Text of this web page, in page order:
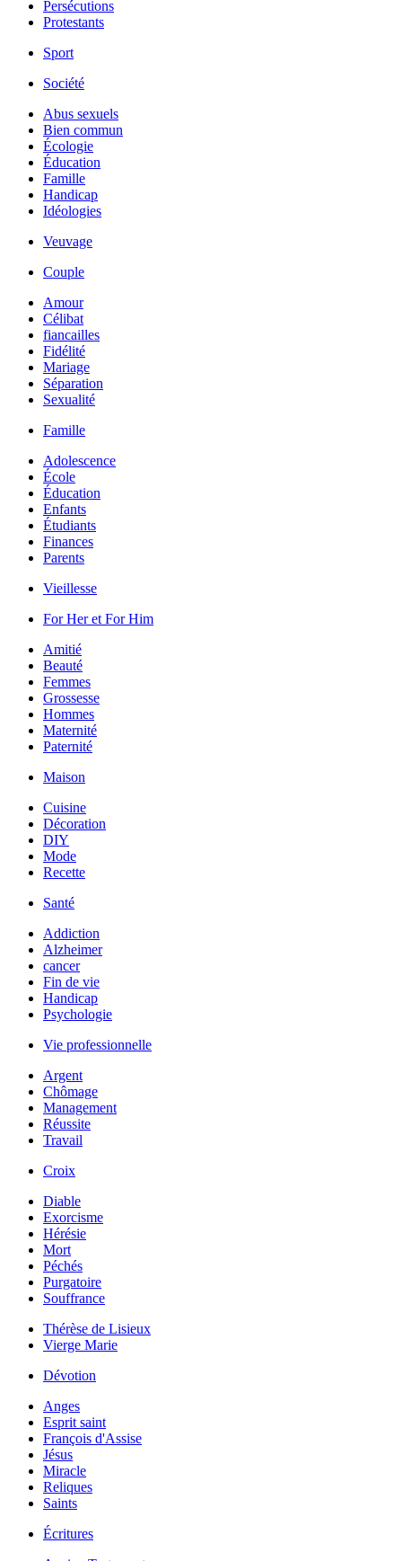
Persécutions
Protestants
Sport
Société
Abus sexuels
Bien commun
Écologie
Éducation
Famille
Handicap
Idéologies
Veuvage
Couple
Amour
Célibat
fiancailles
Fidélité
Mariage
Séparation
Sexualité
Famille
Adolescence
École
Éducation
Enfants
Étudiants
Finances
Parents
Vieillesse
For Her et For Him
Amitié
Beauté
Femmes
Grossesse
Hommes
Maternité
Paternité
Maison
Cuisine
Décoration
DIY
Mode
Recette
Santé
Addiction
Alzheimer
cancer
Fin de vie
Handicap
Psychologie
Vie professionnelle
Argent
Chômage
Management
Réussite
Travail
Croix
Diable
Exorcisme
Hérésie
Mort
Péchés
Purgatoire
Souffrance
Thérèse de Lisieux
Vierge Marie
Dévotion
Anges
Esprit saint
François d'Assise
Jésus
Miracle
Reliques
Saints
Écritures